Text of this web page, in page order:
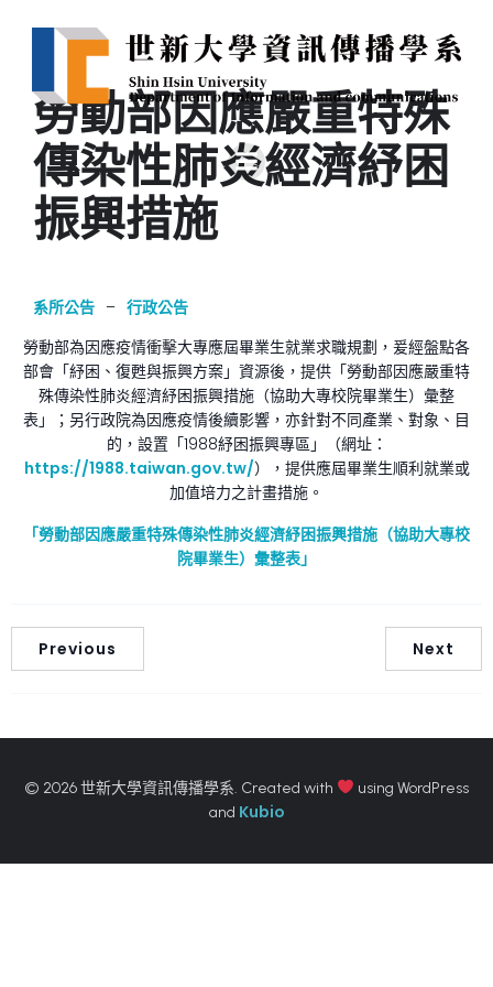
勞動部因應嚴重特殊
傳染性肺炎經濟紓困
振興措施
系所公告 – 行政公告
勞動部為因應疫情衝擊大專應屆畢業生就業求職規劃，爰經盤點各
部會「紓困、復甦與振興方案」資源後，提供「勞動部因應嚴重特
殊傳染性肺炎經濟紓困振興措施（協助大專校院畢業生）彙整
表」；另行政院為因應疫情後續影響，亦針對不同產業、對象、目
的，設置「1988紓困振興專區」（網址：
https://1988.taiwan.gov.tw/），提供應屆畢業生順利就業或
加值培力之計畫措施。
「勞動部因應嚴重特殊傳染性肺炎經濟紓困振興措施（協助大專校
院畢業生）彙整表」
Previous Next
© 2026 世新大學資訊傳播學系. Created with
using WordPress
and Kubio